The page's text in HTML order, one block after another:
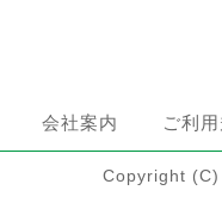
会社案内 ご利
Copyright